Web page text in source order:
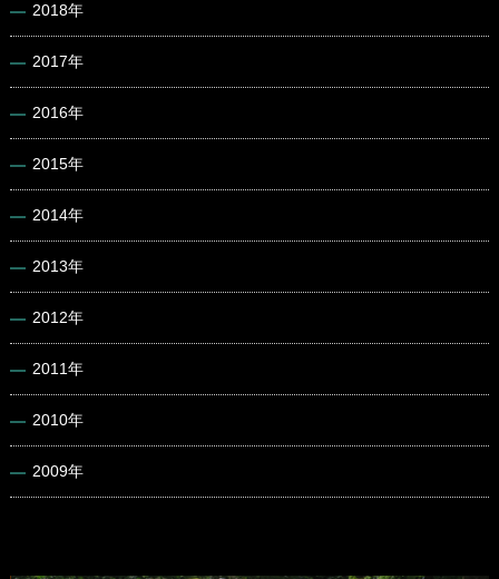
2018年
2017年
2016年
2015年
2014年
2013年
2012年
2011年
2010年
2009年